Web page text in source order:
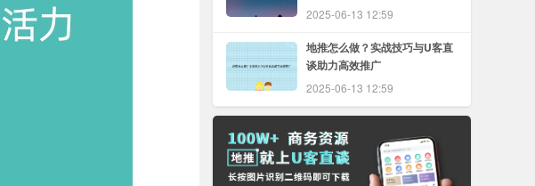
2025-06-13 12:59
地推怎么做？实战技巧与U客直
谈助力高效推广
2025-06-13 12:59